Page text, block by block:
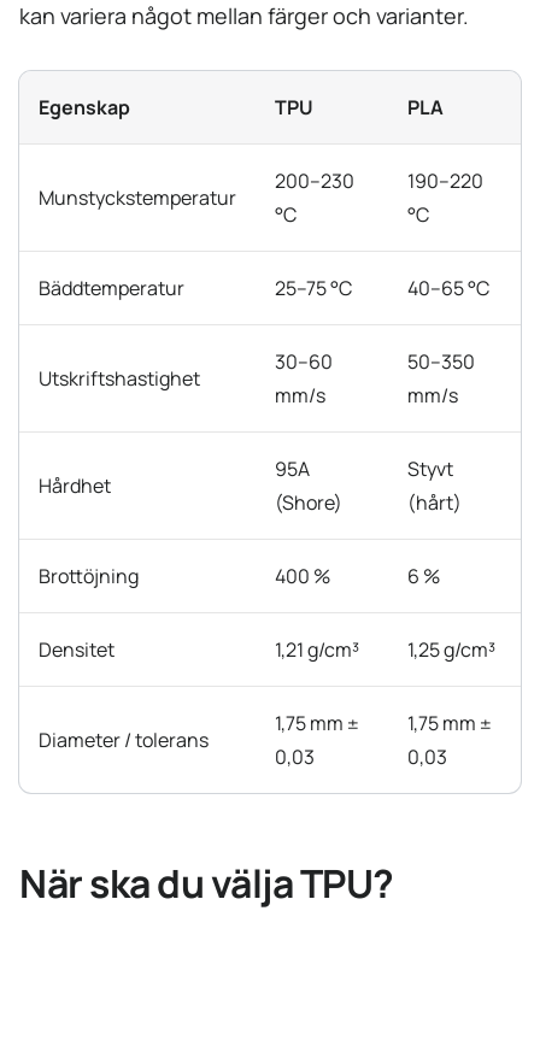
kan variera något mellan färger och varianter.
Egenskap TPU PLA
Munstyckstemperatur
200–230
°C
190–220
°C
Bäddtemperatur 25–75 °C 40–65 °C
Utskriftshastighet
30–60
mm/s
50–350
mm/s
Hårdhet
95A
(Shore)
Styvt
(hårt)
Brottöjning 400 % 6 %
Densitet 1,21 g/cm³ 1,25 g/cm³
Diameter / tolerans
1,75 mm ±
0,03
1,75 mm ±
0,03
När ska du välja TPU?